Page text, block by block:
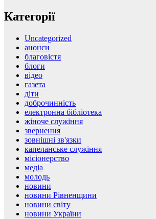
Категорії
Uncategorized
анонси
благовістя
блоги
відео
газета
діти
доброчинність
електронна бібліотека
жіноче служіння
звернення
зовнішні зв'язки
капеланське служіння
місіонерство
медіа
молодь
новини
новини Рівненщини
новини світу
новини України